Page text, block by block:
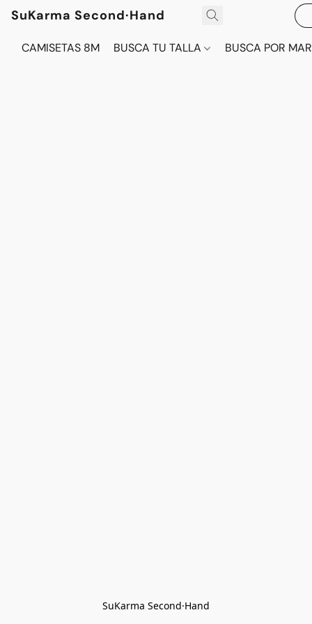
SuKarma Second·Hand
CAMISETAS 8M BUSCA TU TALLA BUSCA POR
SuKarma Second·Hand